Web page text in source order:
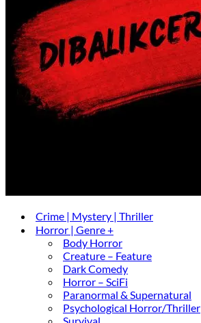
Crime | Mystery | Thriller
Horror | Genre +
Body Horror
Creature – Feature
Dark Comedy
Horror – SciFi
Paranormal & Supernatural
Psychological Horror/Thriller